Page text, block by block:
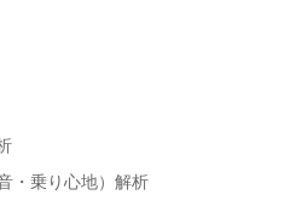
・乗り心地）解析